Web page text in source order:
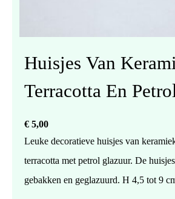
Huisjes Van
Terracotta En Petrol
€ 5,00
Leuke decoratieve huisjes van keramiek. De kleur
terracotta met petrol glazuur. De huisjes zijn gegoten en
gebakken en geglazuurd. H 4,5 tot 9 cm, br 3 tot 5 cm. De